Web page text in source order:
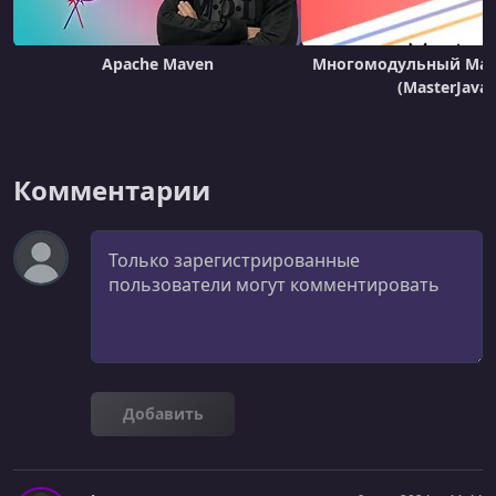
Assignment Review - Add StringUtils Dep to Project
00:00:38
Maven Coordinates
УРОК 26. 00:10:27
Maven Wagon
Maven Project Object Model
УРОК 29.
Apache Maven
Многомодульный
(MasterJava)
Комментарии
Комментарий
Добавить